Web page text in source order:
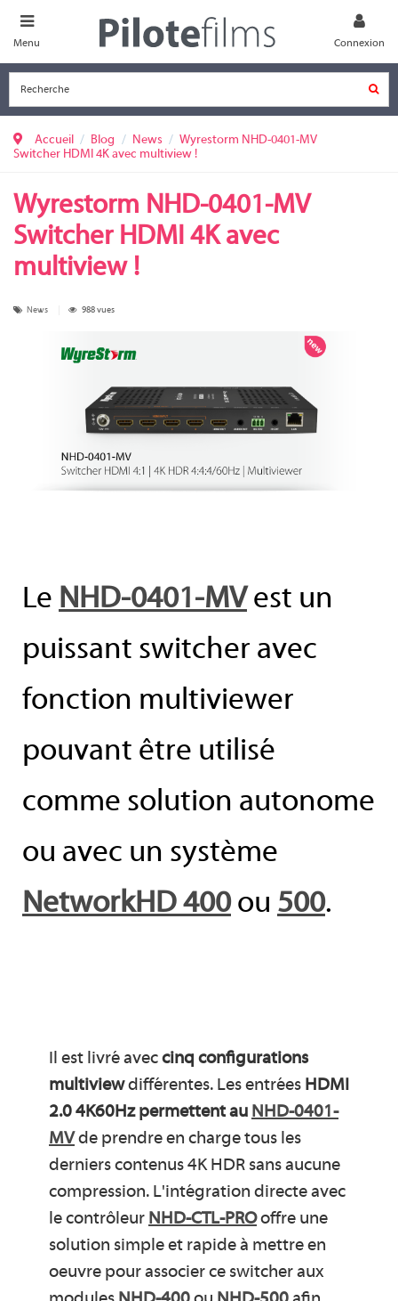
Menu Connexion
Accueil Blog News
Wyrestorm NHD-0401-MV
Switcher HDMI 4K avec multiview !
Wyrestorm NHD-0401-MV
Switcher HDMI 4K avec
multiview !
News 988 vues
Le NHD-0401-MVest un
puissant switcher avec
fonction multiviewer
pouvant être utilisé
comme solution autonome
ou avec un système
NetworkHD 400ou 500.
Il est livré avec cinq configurations
multiviewdifférentes. Les entrées HDMI
2.0 4K60Hz permettent au NHD-0401-
MV de prendre en charge tous les
derniers contenus 4K HDR sans aucune
compression. L'intégration directe avec
le contrôleur NHD-CTL-PROoffre une
solution simple et rapide à mettre en
oeuvre pour associer ce switcher aux